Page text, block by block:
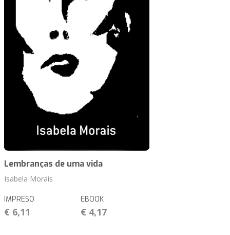
Lembranças de uma vida
Isabela Morais
IMPRESO
€ 6,11
EBOOK
€ 4,17